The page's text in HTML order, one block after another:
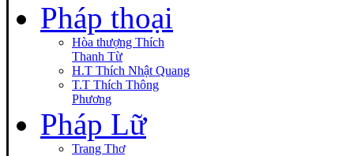
Pháp thoại
Hòa thượng Thích
Thanh Từ
H.T Thích Nhật Quang
T.T Thích Thông
Phương
Pháp Lữ
Trang Thơ